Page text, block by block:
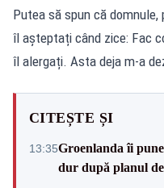
Putea să spun că
îl așteptați când zice: Fac
îl alergați. Asta deja m-a
CITEȘTE ȘI
13:35Groenlanda îi
dur după planul